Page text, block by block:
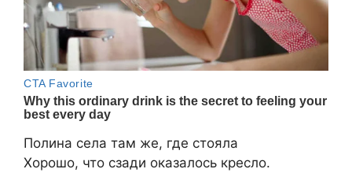
Полина села там же, где стояла
Хорошо, что сзади оказалось кресло.